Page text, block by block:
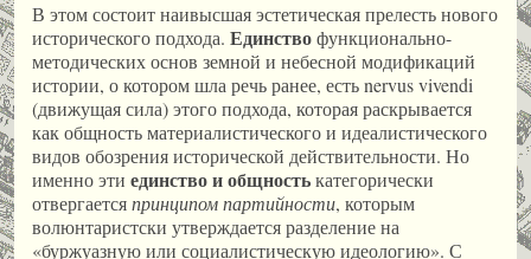
В этом состоит наивысшая эстетическая прелесть нового
исторического подхода. Единствофункционально-
методических основ земной и небесной модификаций
истории, о котором шла речь ранее, есть nervus vivendi
(движущая сила) этого подхода, которая раскрывается
как общность материалистического и идеалистического
видов обозрения исторической действительности. Но
именно эти единство и общностькатегорически
отвергаетсяпринципом партийности, которым
волюнтаристски утверждается разделение на
«буржуазную или социалистическую идеологию». С